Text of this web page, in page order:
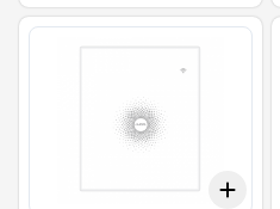
Add